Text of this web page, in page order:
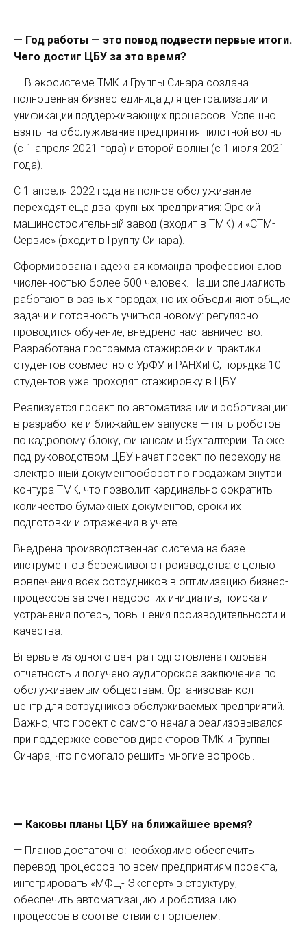
— Год работы — это повод подвести первые итоги.
Чего достиг ЦБУ за это время?
— В экосистеме ТМК и Группы Синара создана
полноценная бизнес-единица для централизации и
унификации поддерживающих процессов. Успешно
взяты на обслуживание предприятия пилотной волны
(с 1 апреля 2021 года) и второй волны (с 1 июля 2021
года).
С 1 апреля 2022 года на полное обслуживание
переходят еще два крупных предприятия: Орский
машиностроительный завод (входит в ТМК) и «СТМ-
Сервис» (входит в Группу Синара).
Сформирована надежная команда профессионалов
численностью более 500 человек. Наши специалисты
работают в разных городах, но их объединяют общие
задачи и готовность учиться новому: регулярно
проводится обучение, внедрено наставничество.
Разработана программа стажировки и практики
студентов совместно с УрФУ и РАНХиГС, порядка 10
студентов уже проходят стажировку в ЦБУ.
Реализуется проект по автоматизации и роботизации:
в разработке и ближайшем запуске — пять роботов
по кадровому блоку, финансам и бухгалтерии. Также
под руководством ЦБУ начат проект по переходу на
электронный документооборот по продажам внутри
контура ТМК, что позволит кардинально сократить
количество бумажных документов, сроки их
подготовки и отражения в учете.
Внедрена производственная система на базе
инструментов бережливого производства с целью
вовлечения всех сотрудников в оптимизацию бизнес-
процессов за счет недорогих инициатив, поиска и
устранения потерь, повышения производительности и
качества.
Впервые из одного центра подготовлена годовая
отчетность и получено аудиторское заключение по
обслуживаемым обществам. Организован кол-
центр для сотрудников обслуживаемых предприятий.
Важно, что проект с самого начала реализовывался
при поддержке советов директоров ТМК и Группы
Синара, что помогало решить многие вопросы.
— Каковы планы ЦБУ на ближайшее время?
— Планов достаточно: необходимо обеспечить
перевод процессов по всем предприятиям проекта,
интегрировать «МФЦ- Эксперт» в структуру,
обеспечить автоматизацию и роботизацию
процессов в соответствии с портфелем.